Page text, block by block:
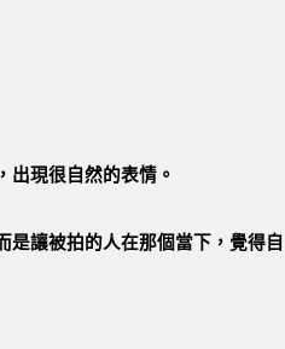
出現很自然的表情。
是讓被拍的人在那個當下，覺得自